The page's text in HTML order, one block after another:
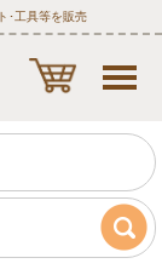
･工具等を販売